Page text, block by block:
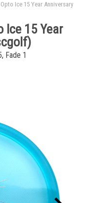
Ice 15 Year Anniversary
Ice 15 Year
Fade 1